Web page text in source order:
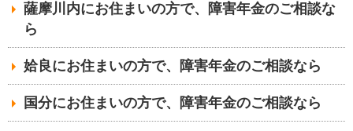
薩摩川内にお住まいの方で、障害年金のご相談な
ら
姶良にお住まいの方で、障害年金のご相談なら
国分にお住まいの方で、障害年金のご相談なら